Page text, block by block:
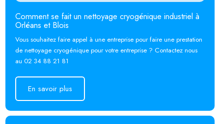
Comment se fait un nettoyage cryogénique industriel à
Orléans et Blois
Vous souhaitez faire appel à une entreprise pour faire une prestation
de nettoyage cryogénique pour votre entreprise ? Contactez nous
au 02 34 88 21 81
En savoir plus